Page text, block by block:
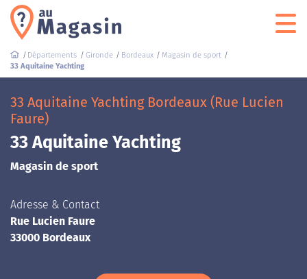
Départements Gironde Bordeaux
Magasin de sport
33 Aquitaine Yachting
33 Aquitaine Yachting Bordeaux (Rue Lucien
Faure)
33 Aquitaine Yachting
Magasin de sport
Adresse & Contact
Rue Lucien Faure
33000 Bordeaux